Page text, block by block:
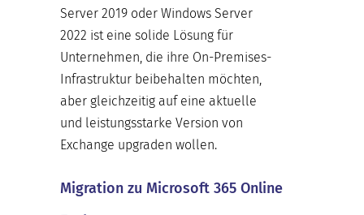
Server 2019 oder Windows Server
2022 ist eine solide Lösung für
Unternehmen, die ihre On-Premises-
Infrastruktur beibehalten möchten,
aber gleichzeitig auf eine aktuelle
und leistungsstarke Version von
Exchange upgraden wollen.
Migration zu Microsoft 365 Online